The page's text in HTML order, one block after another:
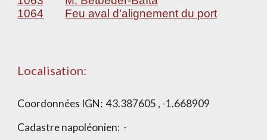
1064
Feu aval d'alignement du port
Localisation:
Coordonnées IGN:43.387605 , -1.668909
Cadastre napoléonien: -